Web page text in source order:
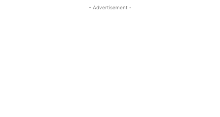
- Advertisement -